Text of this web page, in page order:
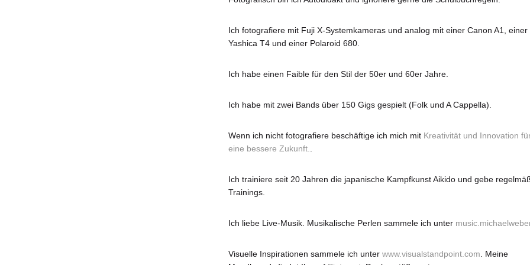
Ich fotografiere mit Fuji X-Systemkameras und analog mit einer Canon A1, einer
Yashica T4 und einer Polaroid 680.
Ich habe einen Faible für den Stil der 50er und 60er Jahre.
Ich habe mit zwei Bands über 150 Gigs gespielt (Folk und A Cappella).
Wenn ich nicht fotografiere beschäftige ich mich mit Kreativität und Innovation
eine bessere Zukunft.
Ich trainiere seit 20 Jahren die japanische Kampfkunst Aikido und gebe
Trainings.
Ich liebe Live-Musik. Musikalische Perlen sammele ich unter
Visuelle Inspirationen sammele ich unter www.visualstandpoint.com . Meine